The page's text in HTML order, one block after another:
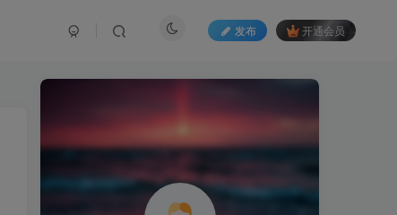
发布 开通会员